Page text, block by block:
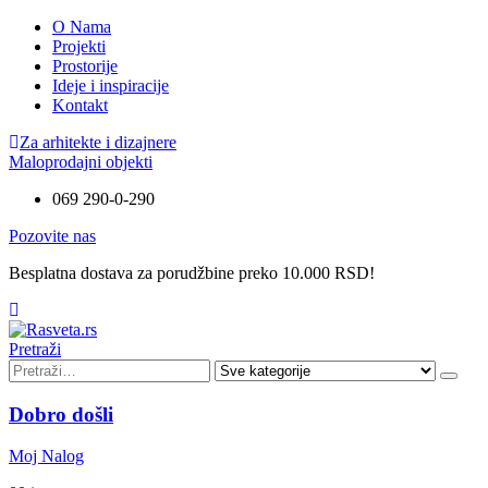
O Nama
Projekti
Prostorije
Ideje i inspiracije
Kontakt
Za arhitekte i dizajnere
Maloprodajni objekti
069 290-0-290
Pozovite nas
Besplatna dostava za porudžbine preko 10.000 RSD!
Pretraži
Dobro došli
Moj Nalog